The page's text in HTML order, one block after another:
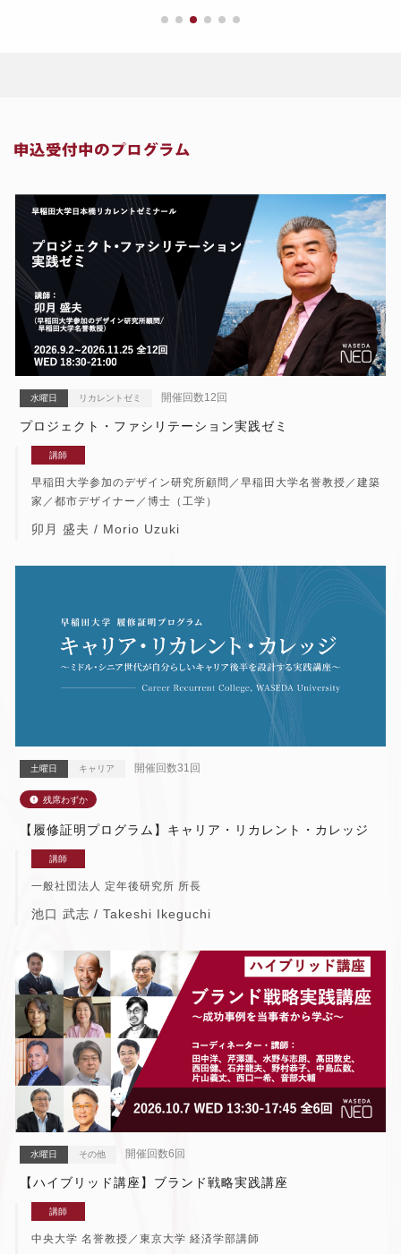
水曜日 リカレントゼミ 開催回数12回
プロジェクト・ファシリテーション実践ゼミ
講師
早稲田大学参加のデザイン研究所顧問／早稲田大学名誉教授／建築
家／都市デザイナー／博士（工学）
卯月 盛夫 / Morio Uzuki
土曜日 キャリア 開催回数31回
【履修証明プログラム】キャリア・リカレント・カレッジ
講師
一般社団法人 定年後研究所 所長
池口 武志 / Takeshi Ikeguchi
水曜日 その他 開催回数6回
【ハイブリッド講座】ブランド戦略実践講座
講師
中央大学 名誉教授／東京大学 経済学部講師